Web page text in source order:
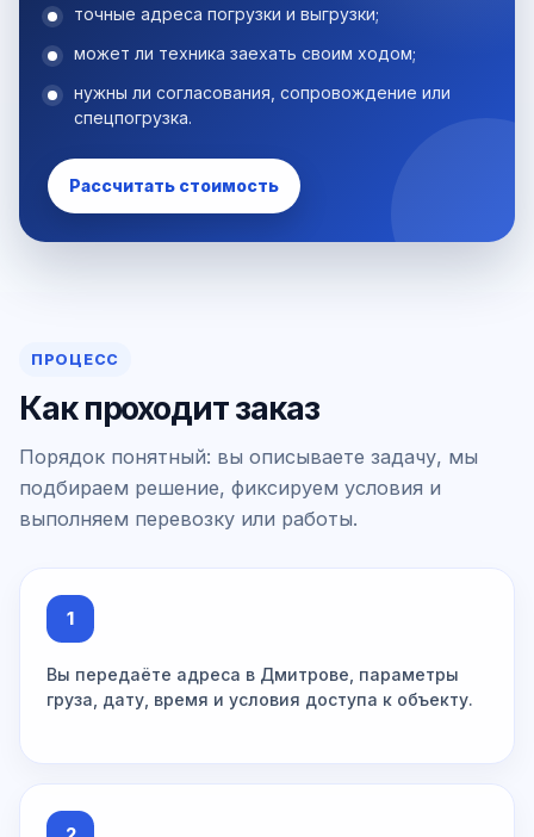
точные адреса погрузки и выгрузки;
может ли техника заехать своим ходом;
нужны ли согласования, сопровождение или
спецпогрузка.
Рассчитать стоимость
ПРОЦЕСС
Как проходит заказ
Порядок понятный: вы описываете задачу, мы
подбираем решение, фиксируем условия и
выполняем перевозку или работы.
1
Вы передаёте адреса в Дмитрове, параметры
груза, дату, время и условия доступа к объекту.